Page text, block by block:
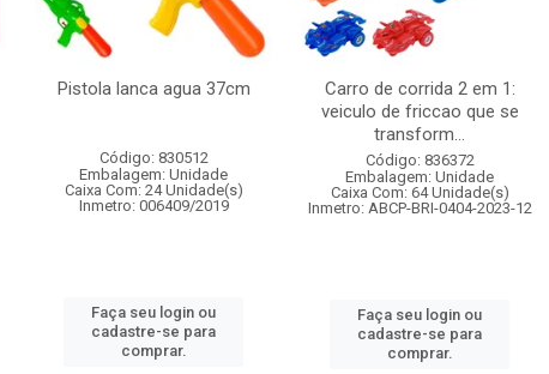
Pistola lanca agua 37cm
Código: 830512
Embalagem: Unidade
Caixa Com: 24 Unidade(s)
Inmetro: 006409/2019
Faça seu login ou
cadastre-se para
comprar.
Carro de corrida 2 em 1:
veiculo de friccao que se
transform...
Código: 836372
Embalagem: Unidade
Caixa Com: 64 Unidade(s)
Inmetro: ABCP-BRI-0404-2023-12
Faça seu login ou
cadastre-se para
comprar.